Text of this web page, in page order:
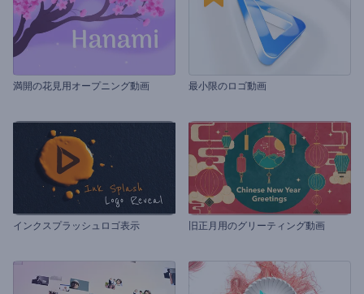
満開の花見用オープニング動画 最小限のロゴ動画
インクスプラッシュロゴ表示 旧正月用のグリーティング動画